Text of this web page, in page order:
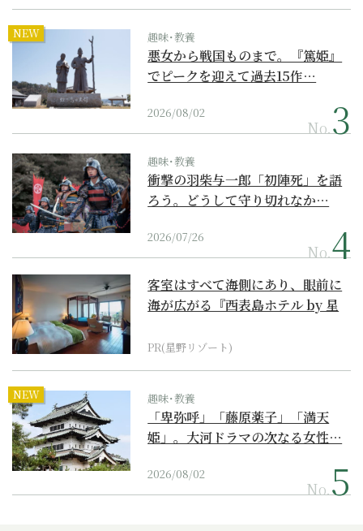
NEW 趣味･教養
悪女から戦国ものまで。『篤姫』
でピークを迎えて過去15作…
2026/08/02
No.
趣味･教養
衝撃の羽柴与一郎「初陣死」を語
ろう。どうして守り切れなか…
2026/07/26
No.
客室はすべて海側にあり、眼前に
海が広がる『西表島ホテル by 星
PR(星野リゾート)
NEW 趣味･教養
「卑弥呼」「藤原薬子」「満天
姫」。大河ドラマの次なる女性…
2026/08/02
No.